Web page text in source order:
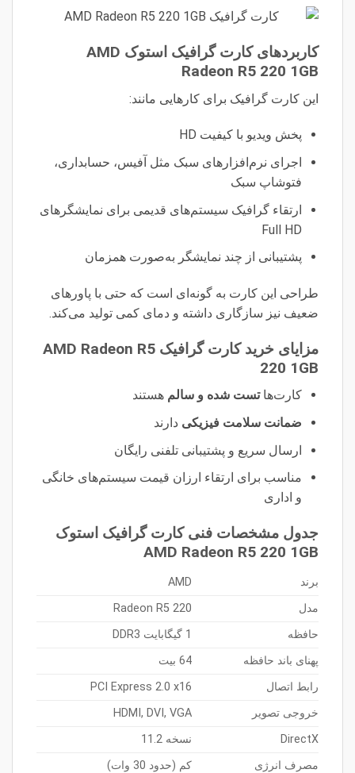
کاربردهای کارت گرافیک استوک AMD
Radeon R5 220 1GB
این کارت گرافیک برای کارهایی مانند:
پخش ویدیو با کیفیت HD
اجرای نرم‌افزارهای سبک مثل آفیس، حسابداری،
فتوشاپ سبک
ارتقاء گرافیک سیستم‌های قدیمی برای نمایشگرهای
Full HD
پشتیبانی از چند نمایشگر به‌صورت همزمان
طراحی این کارت به گونه‌ای است که حتی با پاورهای
ضعیف نیز سازگاری داشته و دمای کمی تولید می‌کند.
مزایای خرید کارت گرافیک AMD Radeon R5
220 1GB
کارت‌هاتست شده و سالم هستند
ضمانت سلامت فیزیکی دارند
ارسال سریع و پشتیبانی تلفنی رایگان
مناسب برای ارتقاء ارزان قیمت سیستم‌های خانگی
و اداری
جدول مشخصات فنی کارت گرافیک استوک
AMD Radeon R5 220 1GB
برند
AMD
مدل
Radeon R5 220
حافظه
1 گیگابایت DDR3
پهنای باند حافظه
64 بیت
رابط اتصال
PCI Express 2.0 x16
خروجی تصویر
HDMI, DVI, VGA
DirectX
نسخه 11.2
مصرف انرژی
کم (حدود 30 وات)